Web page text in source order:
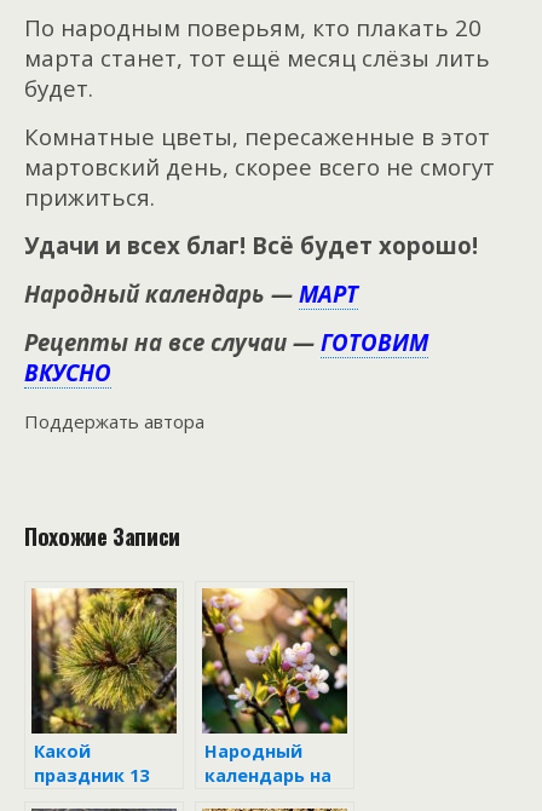
По народным поверьям, кто плакать 20
марта станет, тот ещё месяц слёзы лить
будет.
Комнатные цветы, пересаженные в этот
мартовский день, скорее всего не смогут
прижиться.
Удачи и всех благ! Всё будет хорошо!
Народный календарь — МАРТ
Рецепты на все случаи — ГОТОВИМ
ВКУСНО
Поддержать автора
Похожие Записи
Какой
праздник 13
Народный
календарь на